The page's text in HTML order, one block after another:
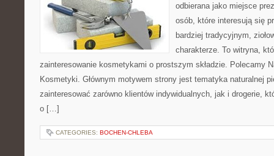
odbierana jako miejsce
osób, które interesują się
bardziej tradycyjnym,
charakterze. To witryna,
zainteresowanie kosmetykami o prostszym składzie. Polecamy
Kosmetyki. Głównym motywem strony jest tematyka naturalnej
zainteresować zarówno klientów indywidualnych, jak i drogerie,
o […]
CATEGORIES: BOCHEN-CHLEBA